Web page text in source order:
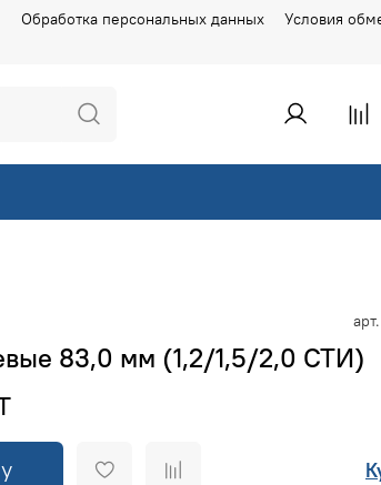
Обработка персональных данных Условия
арт.
83,0 мм (1,2/1,5/2,0 СТИ)